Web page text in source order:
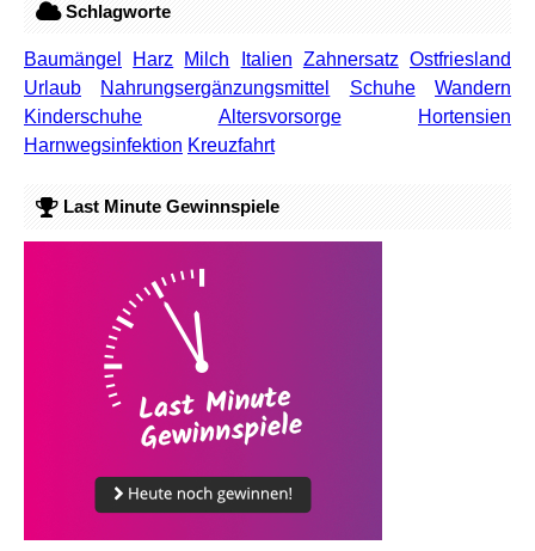
Schlagworte
Baumängel Harz Milch Italien Zahnersatz Ostfriesland
Urlaub
Nahrungsergänzungsmittel Schuhe
Wandern
Kinderschuhe
Altersvorsorge
Hortensien
Harnwegsinfektion Kreuzfahrt
Last Minute Gewinnspiele